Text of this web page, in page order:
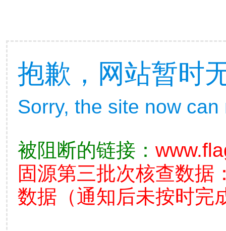
抱歉，网站暂时
Sorry, the site now
被阻断的链接：
固源第三批次核查数据
数据（通知后未按时完